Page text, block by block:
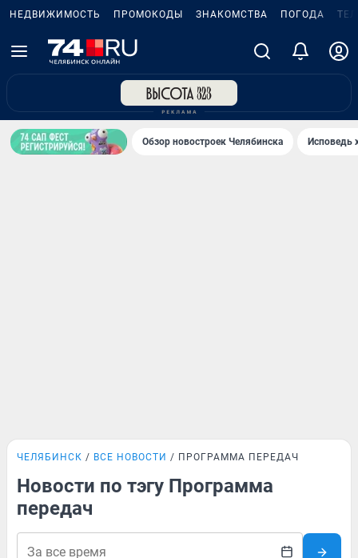
НЕДВИЖИМОСТЬ ПРОМОКОДЫ ЗНАКОМСТВА ПОГОДА
Обзор новостроек Челябинска Исповедь
ЧЕЛЯБИНСК ВСЕ НОВОСТИ ПРОГРАММА ПЕРЕДАЧ
Новости по тэгу Программа
передач